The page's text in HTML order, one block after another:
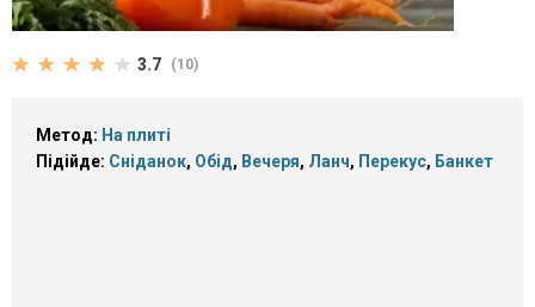
3.7 (10)
Метод: На плиті
Підійде: Сніданок, Обід, Вечеря, Ланч, Перекус, Банкет